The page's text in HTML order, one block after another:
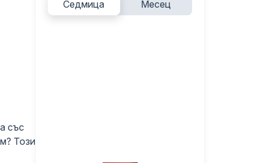
със
Този
Седмица Месец